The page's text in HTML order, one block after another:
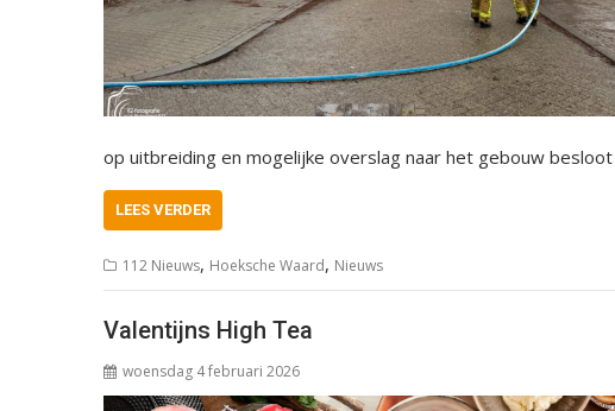
op uitbreiding en mogelijke overslag naar het gebouw
LEES VERDER
112 Nieuws, Hoeksche Waard, Nieuws
Valentijns High Tea
woensdag 4 februari 2026